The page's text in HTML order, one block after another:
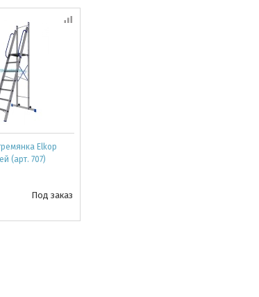
Elkop
(арт. 707)
Под заказ